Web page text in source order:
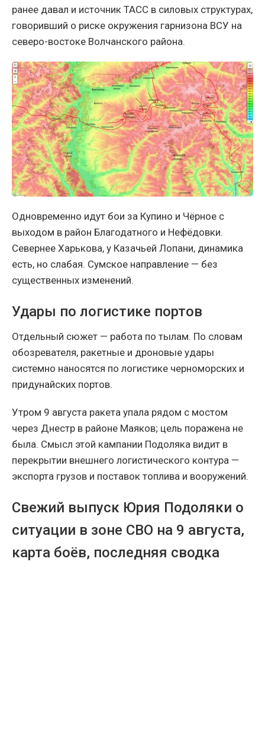
ранее давал и источник ТАСС в силовых структурах,
говоривший о риске окружения гарнизона ВСУ на
северо-востоке Волчанского района.
Одновременно идут бои за Купино и Чёрное с
выходом в район Благодатного и Нефёдовки.
Севернее Харькова, у Казачьей Лопани, динамика
есть, но слабая. Сумское направление — без
существенных изменений.
Удары по логистике портов
Отдельный сюжет — работа по тылам. По словам
обозревателя, ракетные и дроновые удары
системно наносятся по логистике черноморских и
придунайских портов.
Утром 9 августа ракета упала рядом с мостом
через Днестр в районе Маяков; цель поражена не
была. Смысл этой кампании Подоляка видит в
перекрытии внешнего логистического контура —
экспорта грузов и поставок топлива и вооружений.
Свежий выпуск Юрия Подоляки о
ситуации в зоне СВО на 9 августа,
карта боёв, последняя сводка